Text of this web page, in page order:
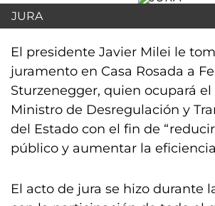
JURA
El presidente Javier Milei le
juramento en Casa Rosada a
Sturzenegger, quien ocupará el
Ministro de Desregulación y
del Estado con el fin de
público y aumentar la
El acto de jura se hizo durante